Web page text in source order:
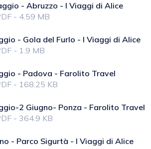
- Abruzzo - I Viaggi di Alice
- 4.59 MB
- Gola del Furlo - I Viaggi di Alice
- 1.9 MB
- Padova - Farolito Travel
- 168.25 KB
2 Giugno- Ponza - Farolito Travel
- 364.9 KB
- Parco Sigurtà - I Viaggi di Alice